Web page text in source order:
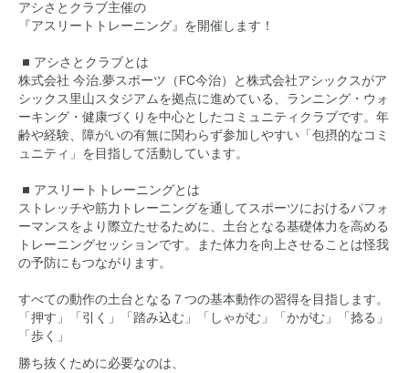
アシさとクラブ主催の
『アスリートトレーニング』を開催します！
◾️アシさとクラブとは
株式会社 今治.夢スポーツ（FC今治）と株式会社アシックスがア
シックス里山スタジアムを拠点に進めている、ランニング・ウォ
ーキング・健康づくりを中心としたコミュニティクラブです。年
齢や経験、障がいの有無に関わらず参加しやすい「包摂的なコミ
ュニティ」を目指して活動しています。
◾️アスリートトレーニングとは
ストレッチや筋力トレーニングを通してスポーツにおけるパフォ
ーマンスをより際立たせるために、土台となる基礎体力を高める
トレーニングセッションです。また体力を向上させることは怪我
の予防にもつながります。
すべての動作の土台となる７つの基本動作の習得を目指します。
「押す」「引く」「踏み込む」「しゃがむ」「かがむ」「捻る」
「歩く」
勝ち抜くために必要なのは、